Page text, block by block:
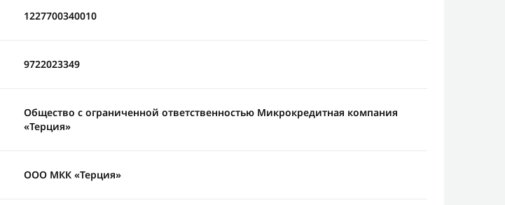
1227700340010
9722023349
Общество с ограниченной ответственностью Микрокредитная компания
«Терция»
ООО МКК «Терция»